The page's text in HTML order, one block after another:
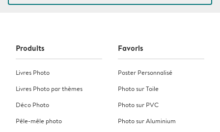
Produits
Livres Photo
Livres Photo par thèmes
Déco Photo
Pêle-mêle photo
Favoris
Poster Personnalisé
Photo sur Toile
Photo sur PVC
Photo sur Aluminium